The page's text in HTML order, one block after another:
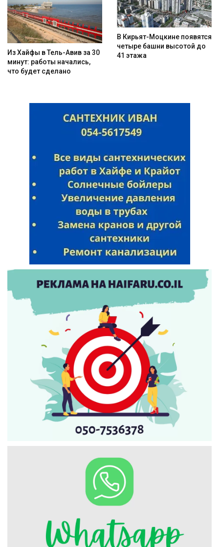
Из Хайфы в Тель-Авив за 30
минут: работы начались,
что будет сделано
В Кирьят-Моцкине появятся
четыре башни высотой до
41 этажа